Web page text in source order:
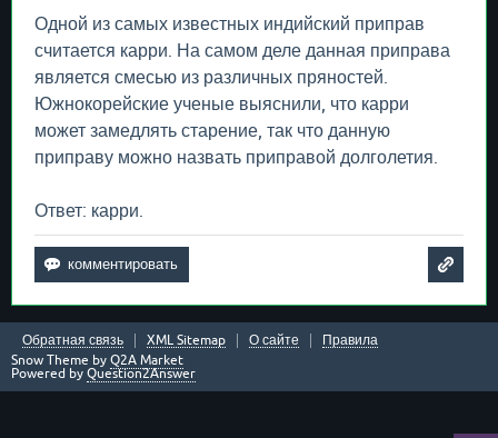
Одной из самых известных индийский приправ
считается карри. На самом деле данная приправа
является смесью из различных пряностей.
Южнокорейские ученые выяснили, что карри
может замедлять старение, так что данную
приправу можно назвать приправой долголетия.
Ответ: карри.
Обратная связь XML Sitemap О сайте
Правила
Snow Theme by Q2A Market
Powered by Question2Answer